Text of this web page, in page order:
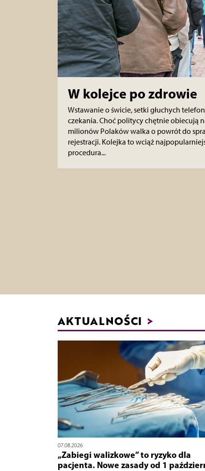
W kolejce po zdrowie
Wstawanie o świcie, setki głuchych
czekania. Choć politycy chętnie obiecują
milionów Polaków walka o powrót do
rejestracji. Kolejka to wciąż
procedura...
AKTUALNOŚCI >
07.08.2026
„Zabiegi walizkowe” to ryzyko dla
pacjenta. Nowe zasady od 1